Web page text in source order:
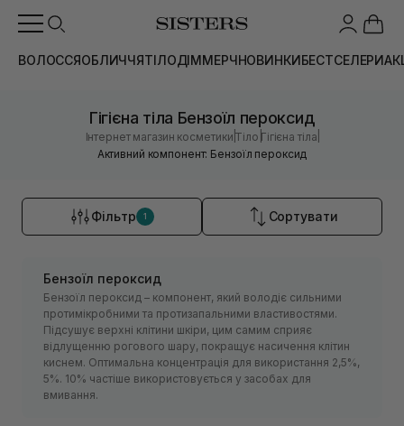
ВОЛОССЯОБЛИЧЧЯТІЛОДІММЕРЧНОВИНКИБЕСТСЕЛЕРИ
Гігієна тіла Бензоїл пероксид
Інтернет магазин косметики |Тіло |Гігієна тіла
Активний компонент: Бензоїл пероксид
Фільтр 1 Сортувати
Бензоїл пероксид
Бензоїл пероксид – компонент, який володіє сильними
протимікробними та протизапальними властивостями.
Підсушує верхні клітини шкіри, цим самим сприяє
відлущенню рогового шару, покращує насичення клітин
киснем. Оптимальна концентрація для використання 2,5%,
5%. 10% частіше використовується у засобах для
вмивання.